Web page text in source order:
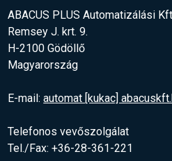
ABACUS PLUS Automatizálási
Remsey J. krt. 9.
H-2100 Gödöllő
Magyarország
E-mail:automat [kukac]
Telefonos vevőszolgálat
Tel./Fax: +36-28-361-221